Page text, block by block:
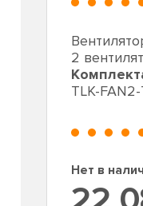
2
TLK-
Нет в